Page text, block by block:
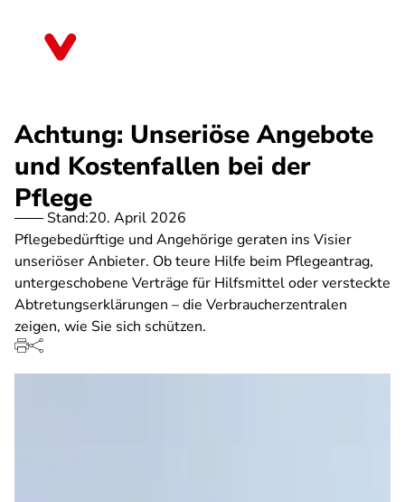
Achtung: Unseriöse Angebote
und Kostenfallen bei der
Pflege
Stand:20. April 2026
Pflegebedürftige und Angehörige geraten ins Visier
unseriöser Anbieter. Ob teure Hilfe beim Pflegeantrag,
untergeschobene Verträge für Hilfsmittel oder versteckte
Abtretungserklärungen – die Verbraucherzentralen
zeigen, wie Sie sich schützen.